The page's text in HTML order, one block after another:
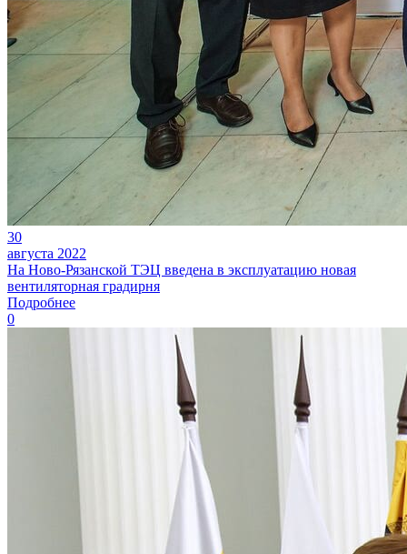
30
августа 2022
На Ново-Рязанской ТЭЦ введена в эксплуатацию новая
вентиляторная градирня
Подробнее
0